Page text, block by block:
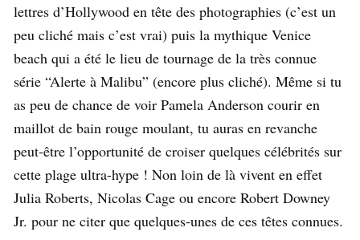
lettres d’Hollywood en tête des photographies (c’est un
peu cliché mais c’est vrai) puis la mythique Venice
beach qui a été le lieu de tournage de la très connue
série “Alerte à Malibu” (encore plus cliché). Même si tu
as peu de chance de voir Pamela Anderson courir en
maillot de bain rouge moulant, tu auras en revanche
peut-être l’opportunité de croiser quelques célébrités sur
cette plage ultra-hype ! Non loin de là vivent en effet
Julia Roberts, Nicolas Cage ou encore Robert Downey
Jr. pour ne citer que quelques-unes de ces têtes connues.